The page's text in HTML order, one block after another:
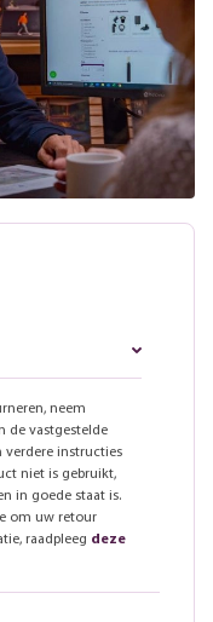
neem
de vastgestelde
instructies
niet is gebruikt,
in goede staat is.
om uw retour
raadpleeg deze